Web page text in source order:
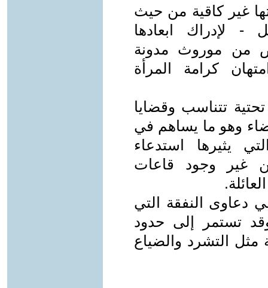
غير كاقية من حيث
- لإدراك ابعادها
من موروث مدونة
كرامة المرأة
تتناسب وقضايا
وهو ما يساهم في
يثيرها استدعاء
غير وجود قاعات
دعاوى النفقة التي
تستمر إلى حدود
مثل التشرد والضياع